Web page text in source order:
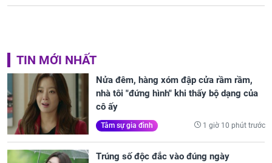
TIN MỚI NHẤT
Nửa đêm, hàng xóm đập cửa rầm rầm,
nhà tôi "đứng hình" khi thấy bộ dạng của
cô ấy
Tâm sự gia đình 1 giờ 10 phút trước
Trúng số độc đắc vào đúng ngày